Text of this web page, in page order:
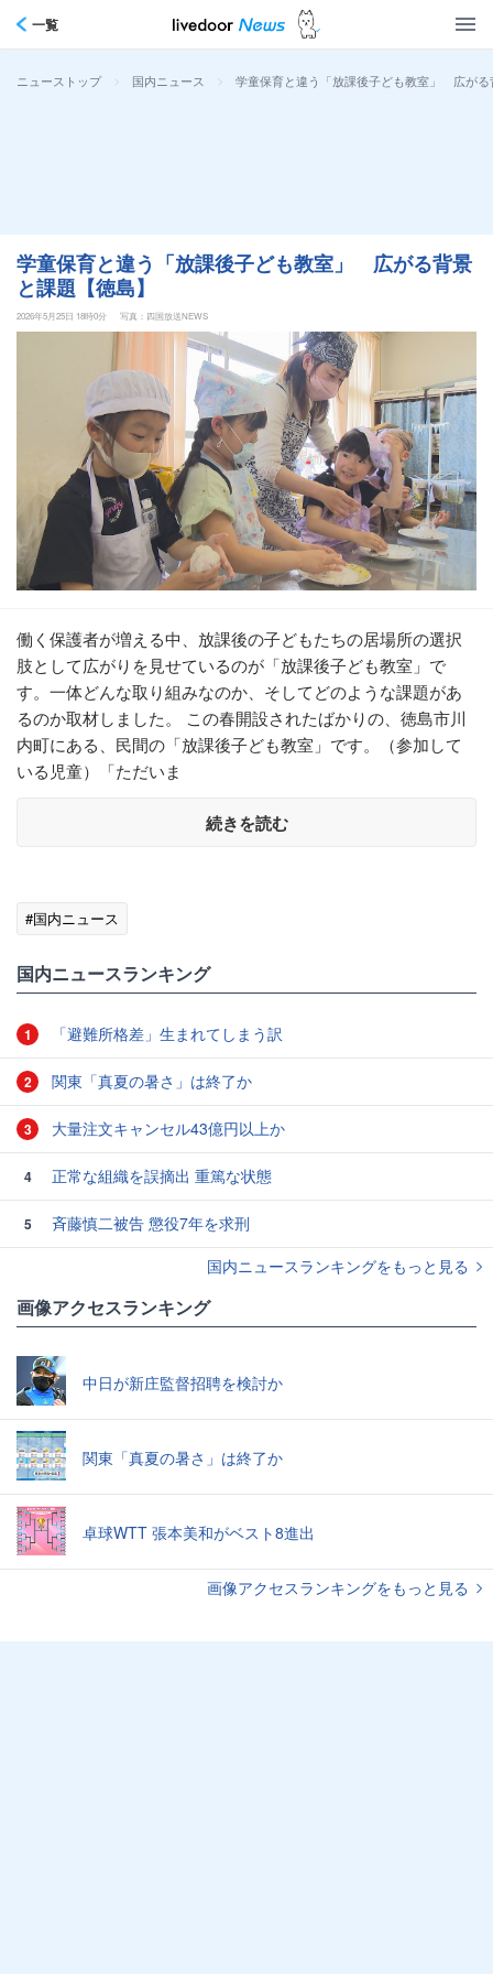
一覧
ニューストップ > 国内ニュース > 学童保育と違う「放課後子ども教室」 広がる
学童保育と違う「放課後子ども教室」 広がる背景
と課題【徳島】
2026年5月25日 18時0分 写真：四国放送NEWS
働く保護者が増える中、放課後の子どもたちの居場所の選択
肢として広がりを見せているのが「放課後子ども教室」で
す。一体どんな取り組みなのか、そしてどのような課題があ
るのか取材しました。 この春開設されたばかりの、徳島市川
内町にある、民間の「放課後子ども教室」です。（参加して
いる児童）「ただいま
続きを読む
#国内ニュース
国内ニュースランキング
1 「避難所格差」生まれてしまう訳
2 関東「真夏の暑さ」は終了か
3 大量注文キャンセル43億円以上か
4 正常な組織を誤摘出 重篤な状態
5
斉藤慎二被告 懲役7年を求刑
国内ニュースランキングをもっと見る
画像アクセスランキング
中日が新庄監督招聘を検討か
関東「真夏の暑さ」は終了か
卓球WTT 張本美和がベスト8進出
画像アクセスランキングをもっと見る